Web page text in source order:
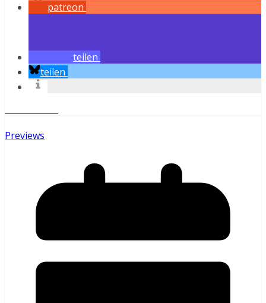
patreon
teilen
teilen
Previews